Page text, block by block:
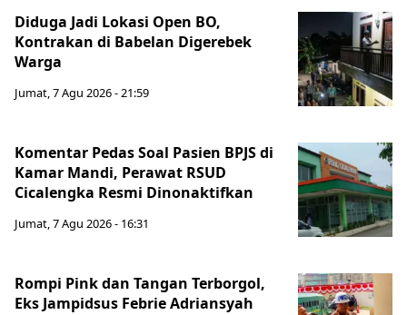
Diduga Jadi Lokasi Open BO,
Kontrakan di Babelan Digerebek
Warga
Jumat, 7 Agu 2026 - 21:59
Komentar Pedas Soal Pasien BPJS di
Kamar Mandi, Perawat RSUD
Cicalengka Resmi Dinonaktifkan
Jumat, 7 Agu 2026 - 16:31
Rompi Pink dan Tangan Terborgol,
Eks Jampidsus Febrie Adriansyah